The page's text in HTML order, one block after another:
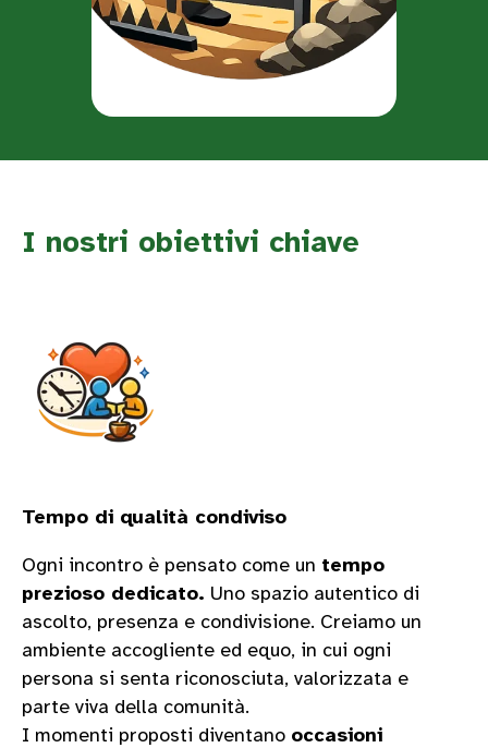
I nostri obiettivi chiave
Tempo di qualità condiviso
Ogni incontro è pensato come un tempo
prezioso dedicato. Uno spazio autentico di
ascolto, presenza e condivisione. Creiamo un
ambiente accogliente ed equo, in cui ogni
persona si senta riconosciuta, valorizzata e
parte viva della comunità.
I momenti proposti diventano occasioni